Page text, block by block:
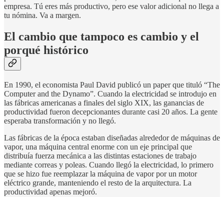
empresa. Tú eres más productivo, pero ese valor adicional no llega a
tu nómina. Va a margen.
El cambio que tampoco es cambio y el
porqué histórico
En 1990, el economista Paul David publicó un paper que tituló “The
Computer and the Dynamo”. Cuando la electricidad se introdujo en
las fábricas americanas a finales del siglo XIX, las ganancias de
productividad fueron decepcionantes durante casi 20 años. La gente
esperaba transformación y no llegó.
Las fábricas de la época estaban diseñadas alrededor de máquinas de
vapor, una máquina central enorme con un eje principal que
distribuía fuerza mecánica a las distintas estaciones de trabajo
mediante correas y poleas. Cuando llegó la electricidad, lo primero
que se hizo fue reemplazar la máquina de vapor por un motor
eléctrico grande, manteniendo el resto de la arquitectura. La
productividad apenas mejoró.